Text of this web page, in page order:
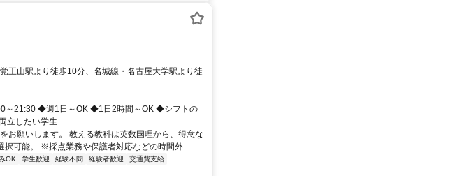
王山駅より徒歩10分、名城線・名古屋大学駅より徒
～21:30 ◆週1日～OK ◆1日2時間～OK ◆シフトの
立したい学生...
お願いします。 教える教科は英数国理から、得意な
択可能。 ※採点業務や保護者対応などの時間外...
OK 学生歓迎 経験不問 経験者歓迎
交通費支給